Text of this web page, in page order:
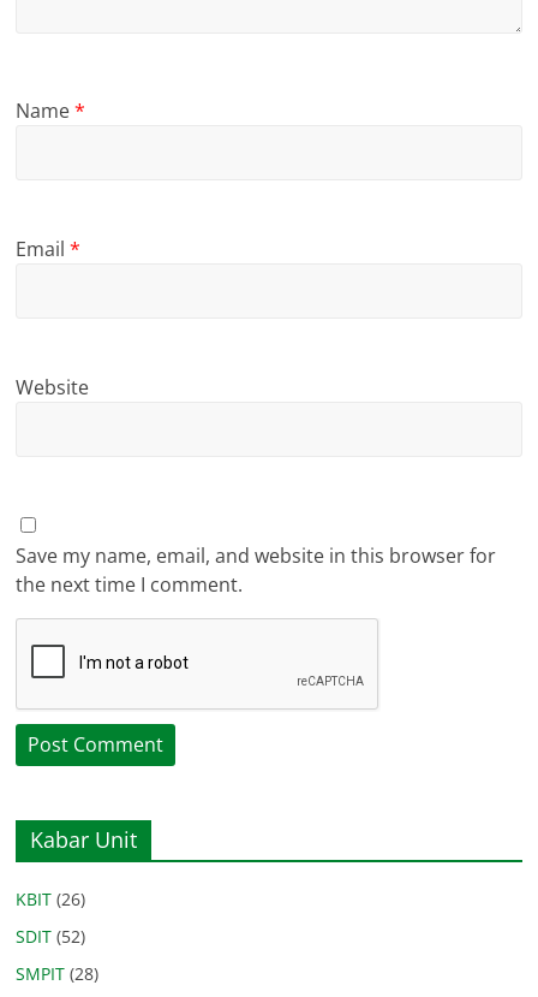
Name*
Email*
Website
Save my name, email, and website in this browser for
the next time I comment.
Kabar Unit
KBIT (26)
SDIT (52)
SMPIT (28)